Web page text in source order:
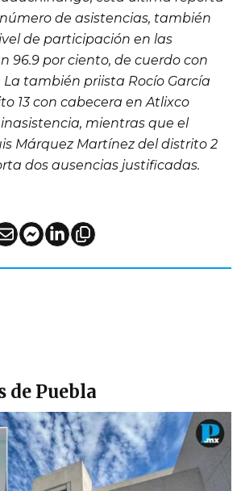
de asistencias, también
de participación en las
96.9 por ciento, de cuerdo con
La también priista Rocío García
13 con cabecera en Atlixco
mientras que el
Márquez Martínez del distrito 2
dos ausencias justificadas.
de Puebla